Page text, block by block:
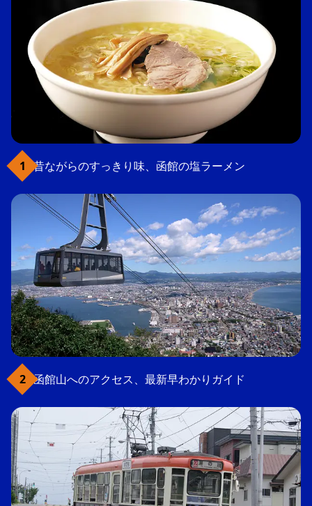
昔ながらのすっきり味、函館の塩ラーメン
函館山へのアクセス、最新早わかりガイド